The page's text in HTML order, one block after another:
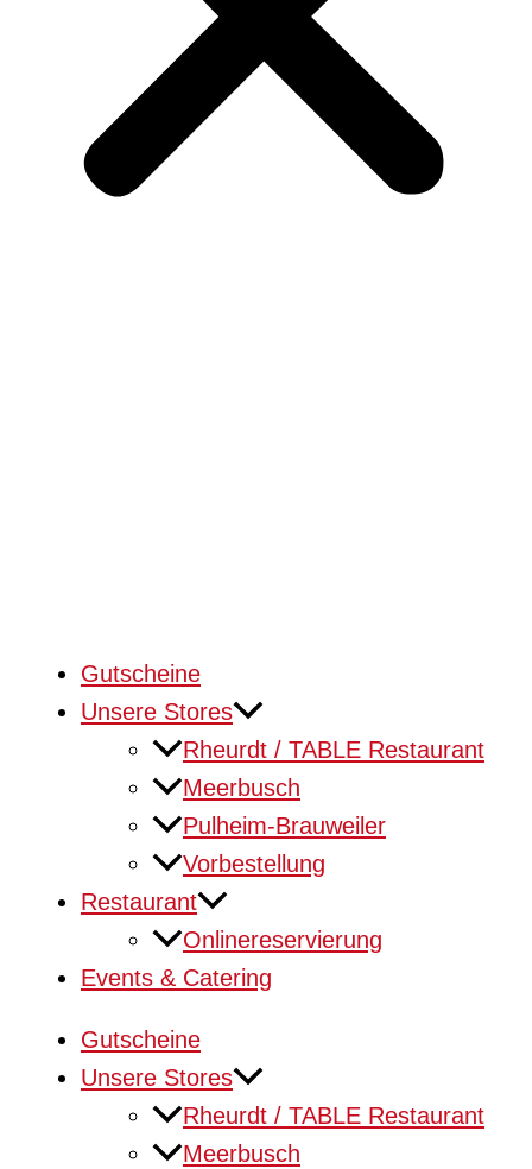
Gutscheine
Unsere Stores
Rheurdt / TABLE Restaurant
Meerbusch
Pulheim-Brauweiler
Vorbestellung
Restaurant
Onlinereservierung
Events & Catering
Gutscheine
Unsere Stores
Rheurdt / TABLE Restaurant
Meerbusch